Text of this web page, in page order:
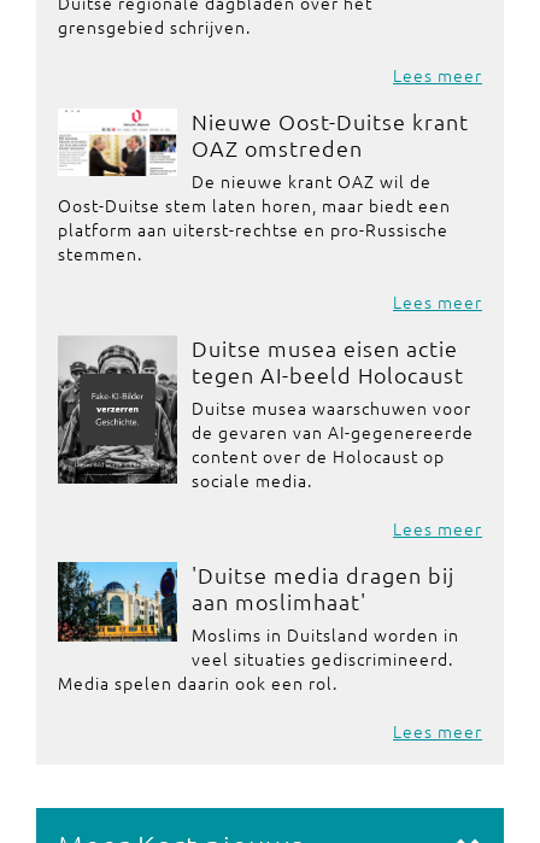
grensgebied schrijven.
Lees meer
Nieuwe Oost-Duitse krant
OAZ omstreden
De nieuwe krant OAZ wil de
Oost-Duitse stem laten horen, maar biedt een
platform aan uiterst-rechtse en pro-Russische
stemmen.
Lees meer
Duitse musea eisen actie
tegen AI-beeld Holocaust
Duitse musea waarschuwen voor
de gevaren van AI-gegenereerde
content over de Holocaust op
sociale media.
Lees meer
'Duitse media dragen bij
aan moslimhaat'
Moslims in Duitsland worden in
veel situaties gediscrimineerd.
Media spelen daarin ook een rol.
Lees meer